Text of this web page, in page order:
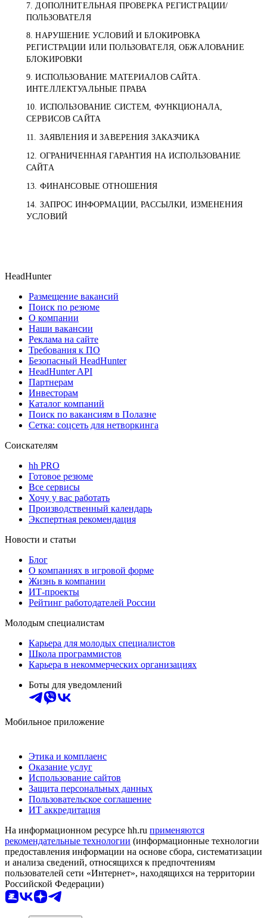
7. ДОПОЛНИТЕЛЬНАЯ ПРОВЕРКА РЕГИСТРАЦИИ/
ПОЛЬЗОВАТЕЛЯ
8. НАРУШЕНИЕ УСЛОВИЙ И БЛОКИРОВКА
РЕГИСТРАЦИИ ИЛИ ПОЛЬЗОВАТЕЛЯ, ОБЖАЛОВАНИЕ
БЛОКИРОВКИ
9. ИСПОЛЬЗОВАНИЕ МАТЕРИАЛОВ САЙТА.
ИНТЕЛЛЕКТУАЛЬНЫЕ ПРАВА
10. ИСПОЛЬЗОВАНИЕ СИСТЕМ, ФУНКЦИОНАЛА,
СЕРВИСОВ САЙТА
11. ЗАЯВЛЕНИЯ И ЗАВЕРЕНИЯ ЗАКАЗЧИКА
12. ОГРАНИЧЕННАЯ ГАРАНТИЯ НА ИСПОЛЬЗОВАНИЕ
САЙТА
13. ФИНАНСОВЫЕ ОТНОШЕНИЯ
14. ЗАПРОС ИНФОРМАЦИИ, РАССЫЛКИ, ИЗМЕНЕНИЯ
УСЛОВИЙ
HeadHunter
Размещение вакансий
Поиск по резюме
О компании
Наши вакансии
Реклама на сайте
Требования к ПО
Безопасный HeadHunter
HeadHunter API
Партнерам
Инвесторам
Каталог компаний
Поиск по вакансиям в Полазне
Сетка: соцсеть для нетворкинга
Соискателям
hh PRO
Готовое резюме
Все сервисы
Хочу у вас работать
Производственный календарь
Экспертная рекомендация
Новости и статьи
Блог
О компаниях в игровой форме
Жизнь в компании
ИТ-проекты
Рейтинг работодателей России
Молодым специалистам
Карьера для молодых специалистов
Школа программистов
Карьера в некоммерческих организациях
Боты для уведомлений
Мобильное приложение
Этика и комплаенс
Оказание услуг
Использование сайтов
Защита персональных данных
Пользовательское соглашение
ИТ аккредитация
На информационном ресурсе hh.ru применяются
рекомендательные технологии (информационные технологии
предоставления информации на основе сбора, систематизации
и анализа сведений, относящихся к предпочтениям
пользователей сети «Интернет», находящихся на территории
Российской Федерации)